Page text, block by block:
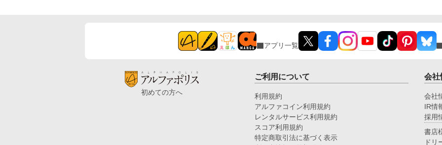
アプリ一覧
初めての方へ
ご利用について
利用規約
アルファコイン利用規約
レンタルサービス利用規約
スコア利用規約
特定商取引法に基づく表示
会社
会社
IR情
採用
書店
ドリ